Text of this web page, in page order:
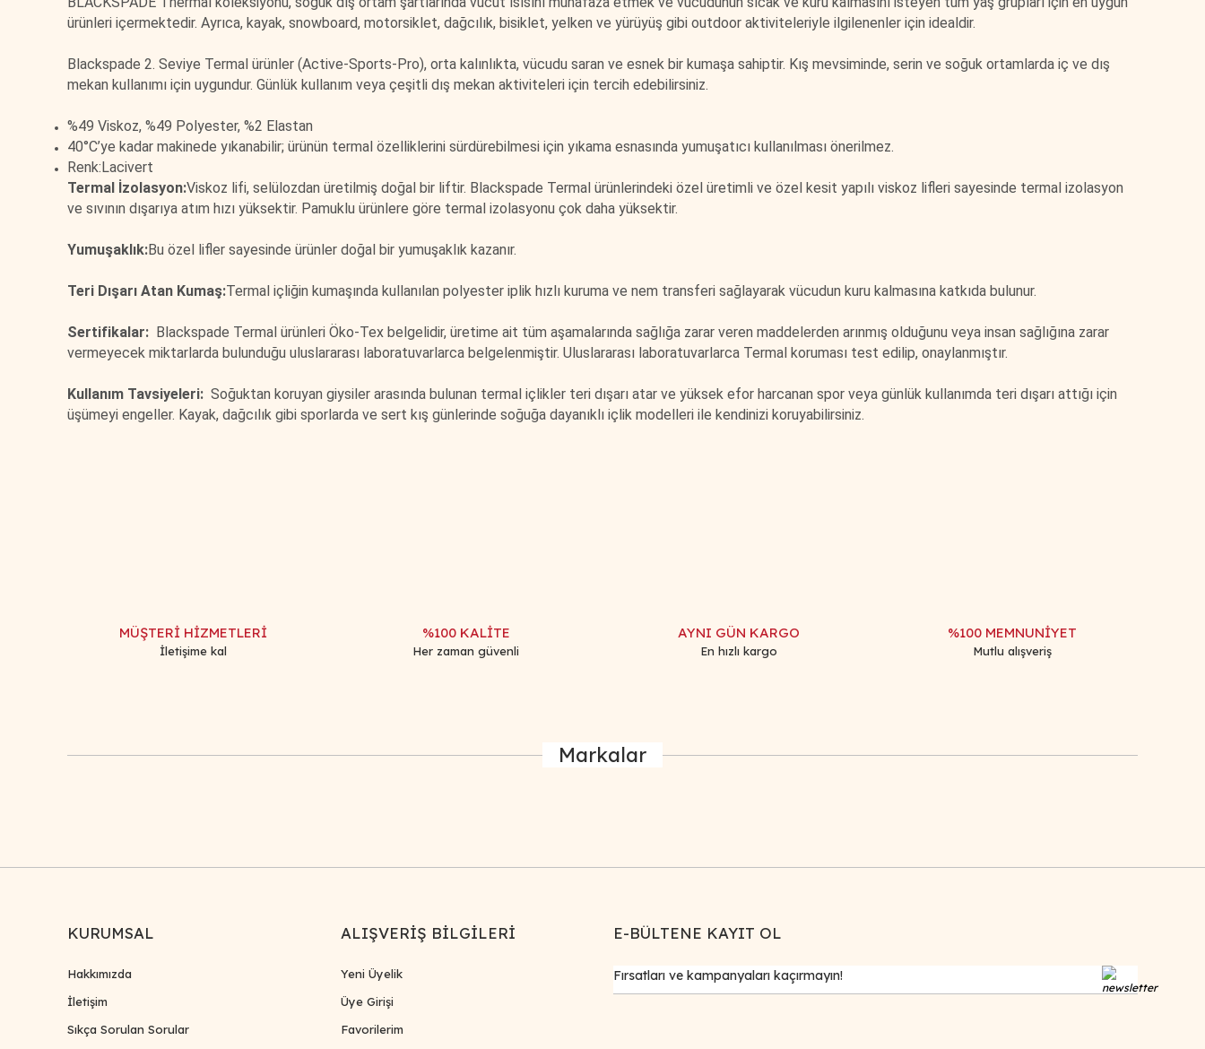
ürünleri içermektedir. Ayrıca, kayak, snowboard, motorsiklet, dağcılık, bisiklet, yelken ve yürüyüş gibi outdoor aktiviteleriyle ilgilenenler için idealdir.
Blackspade 2. Seviye Termal ürünler (Active-Sports-Pro), orta kalınlıkta, vücudu saran ve esnek bir kumaşa sahiptir. Kış mevsiminde, serin ve soğuk ortamlarda iç ve dış
mekan kullanımı için uygundur. Günlük kullanım veya çeşitli dış mekan aktiviteleri için tercih edebilirsiniz.
%49 Viskoz, %49 Polyester, %2 Elastan
40°C’ye kadar makinede yıkanabilir; ürünün termal özelliklerini sürdürebilmesi için yıkama esnasında yumuşatıcı kullanılması önerilmez.
Renk:Lacivert
Termal İzolasyon:Viskoz lifi, selülozdan üretilmiş doğal bir liftir. Blackspade Termal ürünlerindeki özel üretimli ve özel kesit yapılı viskoz lifleri sayesinde termal izolasyon
ve sıvının dışarıya atım hızı yüksektir. Pamuklu ürünlere göre termal izolasyonu çok daha yüksektir.
Yumuşaklık:Bu özel lifler sayesinde ürünler doğal bir yumuşaklık kazanır.
Teri Dışarı Atan Kumaş:Termal içliğin kumaşında kullanılan polyester iplik hızlı kuruma ve nem transferi sağlayarak vücudun kuru kalmasına katkıda bulunur.
Sertifikalar: Blackspade Termal ürünleri Öko-Tex belgelidir, üretime ait tüm aşamalarında sağlığa zarar veren maddelerden arınmış olduğunu veya insan sağlığına zarar
vermeyecek miktarlarda bulunduğu uluslararası laboratuvarlarca belgelenmiştir. Uluslararası laboratuvarlarca Termal koruması test edilip, onaylanmıştır.
Kullanım Tavsiyeleri: Soğuktan koruyan giysiler arasında bulunan termal içlikler teri dışarı atar ve yüksek efor harcanan spor veya günlük kullanımda teri dışarı attığı için
üşümeyi engeller. Kayak, dağcılık gibi sporlarda ve sert kış günlerinde soğuğa dayanıklı içlik modelleri ile kendinizi koruyabilirsiniz.
Ürün fiyatı diğer sitelerden daha pahalı.
MÜŞTERİ HİZMETLERİ
İletişime kal
%100 KALİTE
Her zaman güvenli
AYNI GÜN KARGO
En hızlı kargo
%100 MEMNUNİYET
Mutlu alışveriş
Markalar
KURUMSAL
Hakkımızda
İletişim
Sıkça Sorulan Sorular
ALIŞVERİŞ BİLGİLERİ
Yeni Üyelik
Üye Girişi
Favorilerim
E-BÜLTENE KAYIT OL